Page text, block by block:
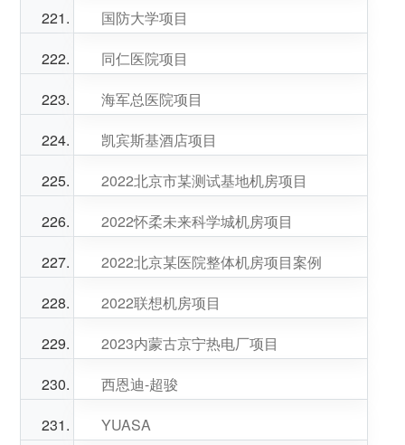
国防大学项目
同仁医院项目
海军总医院项目
凯宾斯基酒店项目
2022北京市某测试基地机房项目
2022怀柔未来科学城机房项目
2022北京某医院整体机房项目案例
2022联想机房项目
2023内蒙古京宁热电厂项目
西恩迪-超骏
YUASA